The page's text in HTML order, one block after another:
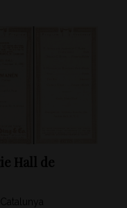
Hall de